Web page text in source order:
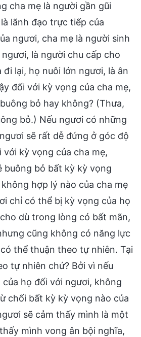
cha mẹ là người gần gũi
lãnh đạo trực tiếp của
ngươi, cha mẹ là người sinh
là người chu cấp cho
đi lại, họ nuôi lớn ngươi, là ân
đối với kỳ vọng của cha mẹ,
bỏ hay không? (Thưa,
bỏ.) Nếu ngươi có những
sẽ rất dễ đứng ở góc độ
với kỳ vọng của cha mẹ,
buông bỏ bất kỳ kỳ vọng
hợp lý nào của cha mẹ
chỉ có thể bị kỳ vọng của họ
dù trong lòng có bất mãn,
cũng không có năng lực
thể thuận theo tự nhiên. Tại
tự nhiên chứ? Bởi vì nếu
họ đối với ngươi, không
chối bất kỳ kỳ vọng nào của
sẽ cảm thấy mình là một
mình vong ân bội nghĩa,